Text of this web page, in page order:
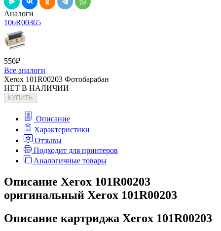
Аналоги
106R00365
550₽
Все аналоги
Xerox 101R00203 Фотобарабан
НЕТ В НАЛИЧИИ
КУПИТЬ
Описание
Характеристики
Отзывы
Подходит для принтеров
Аналогичные товары
Описание Xerox 101R00203
оригинальный Xerox 101R00203
Описание картриджа Xerox 101R00203